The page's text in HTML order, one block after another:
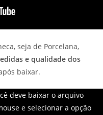
seja de Porcelana,
e qualidade dos
baixar.
deve baixar o arquivo
e selecionar a opção